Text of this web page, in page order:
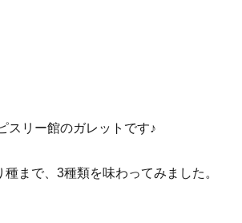
スリー館のガレットです♪
まで、3種類を味わってみました。